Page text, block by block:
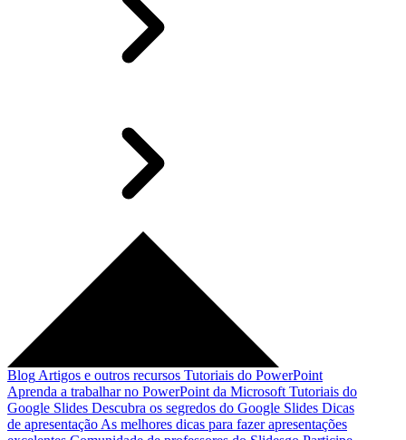
Blog Artigos e outros recursos Tutoriais do PowerPoint
Aprenda a trabalhar no PowerPoint da Microsoft Tutoriais do
Google Slides Descubra os segredos do Google Slides Dicas
de apresentação As melhores dicas para fazer apresentações